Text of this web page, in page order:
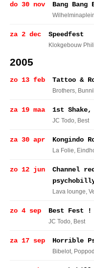
do 30 nov Bang Bang
za 2 dec Speedfest
Klokgebouw
2005
zo 13 feb Tattoo &
Brothers,
za 19 maa 1st
JC Todo, Best
za 30 apr Kongindo
La Folie,
zo 12 jun
Channel
Lava lounge,
zo 4 sep Best Fest !
JC Todo, Best
za 17 sep Horrible
Bibelot,